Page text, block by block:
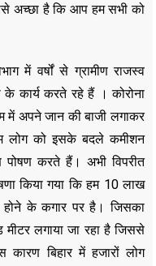
अच्छा है कि आप हम सभी को
में वर्षों से ग्रामीण राजस्व
के कार्य करते रहे हैं । कोरोना
में अपने जान की बाजी लगाकर
लोग को इसके बदले कमीशन
करते हैं। अभी विपरीत
किया गया कि हम 10 लाख
होने के कगार पर है। जिसका
मीटर लगाया जा रहा है जिससे
कारण बिहार में हजारों लोग